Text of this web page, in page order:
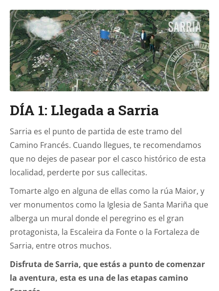
DÍA 1: Llegada a Sarria
Sarria es el punto de partida de este tramo del
Camino Francés. Cuando llegues, te recomendamos
que no dejes de pasear por el casco histórico de esta
localidad, perderte por sus callecitas.
Tomarte algo en alguna de ellas como la rúa Maior, y
ver monumentos como la Iglesia de Santa Mariña que
alberga un mural donde el peregrino es el gran
protagonista, la Escaleira da Fonte o la Fortaleza de
Sarria, entre otros muchos.
Disfruta de Sarria, que estás a punto de comenzar
la aventura, esta es una de las etapas camino